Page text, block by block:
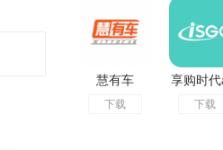
慧有车
下载
享购时代
官网版
下载